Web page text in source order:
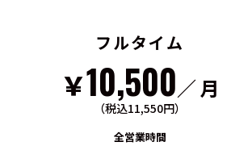
フルタイム
￥10,500／ 月
（税込11,550円）
全営業時間